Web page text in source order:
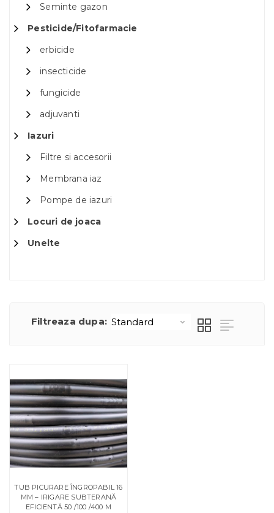
Seminte gazon
Pesticide/Fitofarmacie
erbicide
insecticide
fungicide
adjuvanti
Iazuri
Filtre si accesorii
Membrana iaz
Pompe de iazuri
Locuri de joaca
Unelte
Filtreaza dupa:
TUB PICURARE ÎNGROPABIL 16
MM – IRIGARE SUBTERANĂ
EFICIENTĂ 50 /100 /400 M